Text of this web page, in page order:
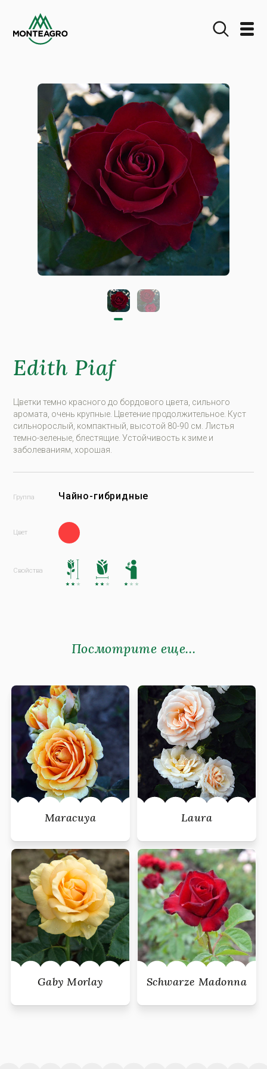
Edith Piaf
Цветки темно красного до бордового цвета, сильного
аромата, очень крупные. Цветение продолжительное. Куст
сильнорослый, компактный, высотой 80-90 см. Листья
темно-зеленые, блестящие. Устойчивость к зиме и
заболеваниям, хорошая.
Чайно-гибридные
Посмотрите еще...
Maracuya Laura
Gaby Morlay Schwarze Madonna